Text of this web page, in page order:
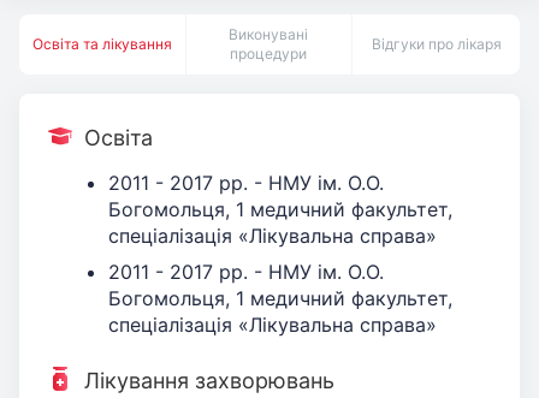
Освіта та лікування
Виконувані
процедури
Відгуки про лікаря
Освіта
2011 - 2017 рр. - НМУ ім. О.О.
Богомольця, 1 медичний факультет,
спеціалізація «Лікувальна справа»
2011 - 2017 рр. - НМУ ім. О.О.
Богомольця, 1 медичний факультет,
спеціалізація «Лікувальна справа»
Лікування захворювань